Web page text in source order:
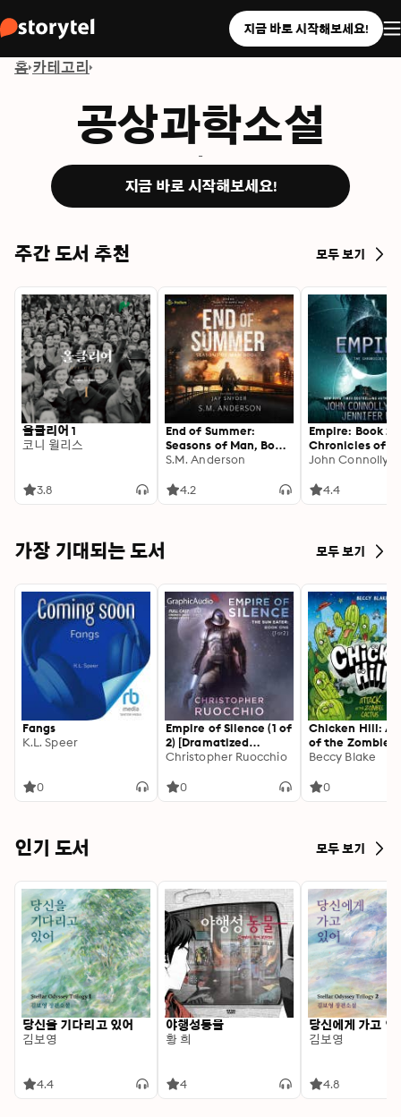
지금 바로 시작해보세요!
홈 카테고리
공상과학소설
-
지금 바로 시작해보세요!
주간 도서 추천 모두 보기
올클리어 1
코니 윌리스
3.8
End of Summer:
Seasons of Man, Book
1
S.M. Anderson
4.2
Empire: Book 2,
Chronicles of
Invaders
4.4
가장 기대되는 도서 모두 보기
Fangs
K.L. Speer
0
Empire of Silence (1 of
2) [Dramatized
Adaptation]: The Sun
Christopher Ruocchio
0
Chicken Hill:
of the Zombie
Cactus: Three
in one
Beccy Blake
0
인기 도서 모두 보기
당신을 기다리고 있어
김보영
4.4
야행성동물
황 희
4
당신에게 가고 있
김보영
4.8